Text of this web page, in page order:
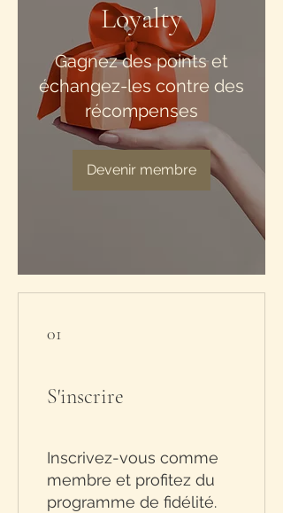
Loyalty
Gagnez des points et
échangez-les contre des
récompenses
Devenir membre
01
S'inscrire
Inscrivez-vous comme
membre et profitez du
programme de fidélité.